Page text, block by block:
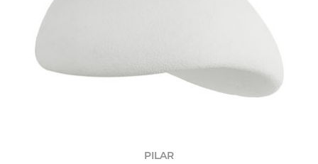
PILAR